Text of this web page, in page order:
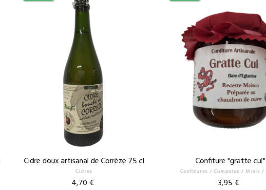
Cidre doux artisanal de Corrèze 75 cl
Cidres
Prix
4,70 €
Confiture "gratte cul"
Confitures / Compotes / Miels /
Prix
3,95 €